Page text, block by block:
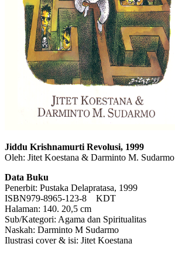
Jiddu Krishnamurti Revolusi, 1999
Oleh: Jitet Koestana & Darminto M. Sudarmo
Data Buku
Penerbit: Pustaka Delapratasa, 1999
ISBN979-8965-123-8 KDT
Halaman: 140. 20,5 cm
Sub/Kategori: Agama dan Spiritualitas
Naskah: Darminto M Sudarmo
Ilustrasi cover & isi: Jitet Koestana